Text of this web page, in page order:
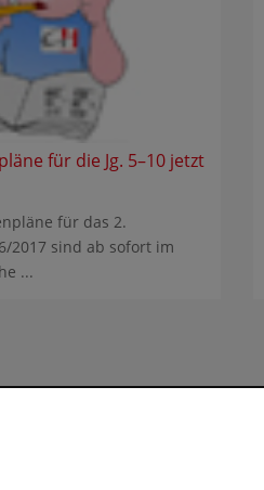
für die Jg. 5–10 jetzt
für das 2.
2017 sind ab sofort im
...